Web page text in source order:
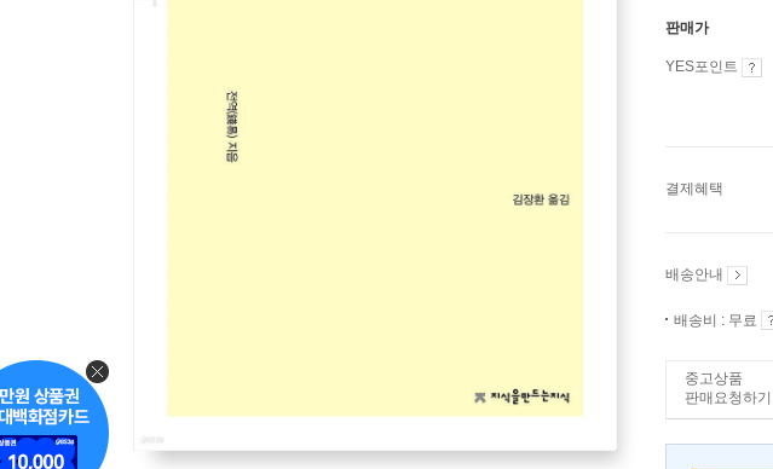
판매가
YES포인트
결제혜택
배송안내
배송비 : 무료
중고상품
판매요청하기